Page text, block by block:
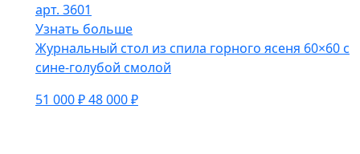
арт. 3601
Узнать больше
Журнальный стол из спила горного ясеня 60×60 с
сине-голубой смолой
51 000 ₽48 000 ₽